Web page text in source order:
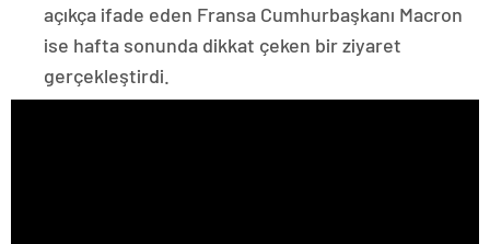
açıkça ifade eden Fransa Cumhurbaşkanı Macron
ise hafta sonunda dikkat çeken bir ziyaret
gerçekleştirdi.